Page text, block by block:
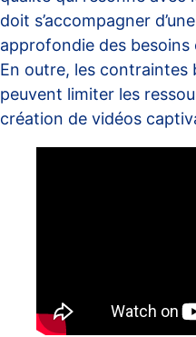
doit s’accompagner
approfondie des
En outre, les contraintes
peuvent limiter les
création de vidéos